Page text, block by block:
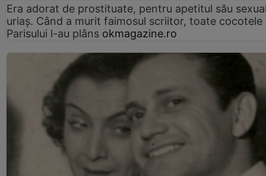
Era adorat de prostituate, pentru apetitul său
uriaș. Când a murit faimosul scriitor, toate cocotele
Parisului l-au plâns okmagazine.ro